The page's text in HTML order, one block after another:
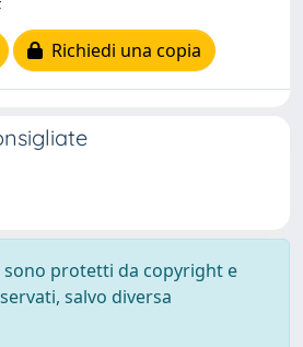
Richiedi una copia
sono protetti da copyright e
salvo diversa